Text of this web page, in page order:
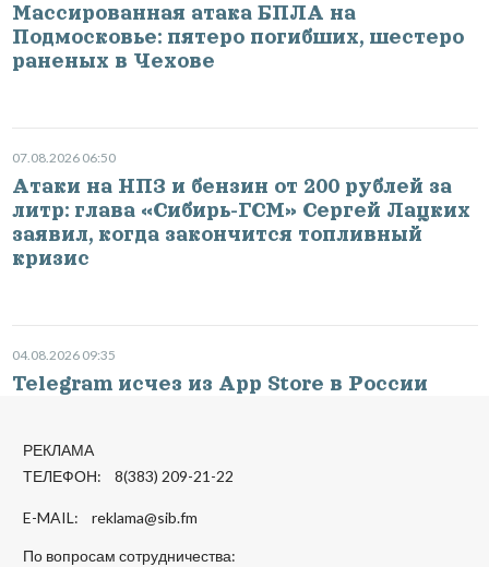
Массированная атака БПЛА на
Подмосковье: пятеро погибших, шестеро
раненых в Чехове
07.08.2026 06:50
Атаки на НПЗ и бензин от 200 рублей за
литр: глава «Сибирь-ГСМ» Сергей Лацких
заявил, когда закончится топливный
кризис
04.08.2026 09:35
Telegram исчез из App Store в России
РЕКЛАМА
ТЕЛЕФОН: 8(383) 209-21-22
E-MAIL: reklama@sib.fm
По вопросам сотрудничества: